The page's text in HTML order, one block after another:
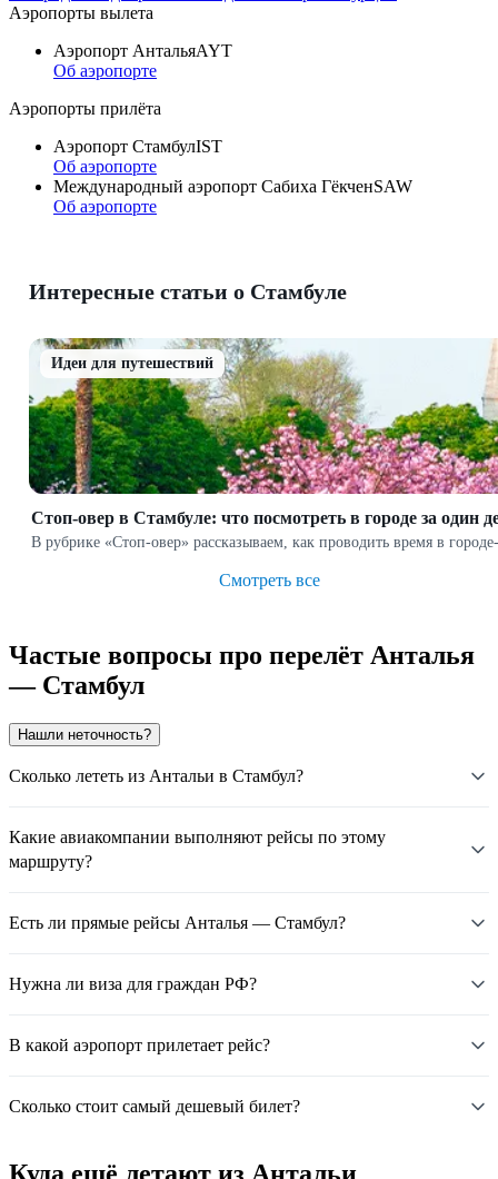
Аэропорты вылета
Аэропорт АнтальяAYT
Об аэропорте
Аэропорты прилёта
Аэропорт СтамбулIST
Об аэропорте
Международный аэропорт Сабиха ГёкченSAW
Об аэропорте
Интересные статьи о Стамбуле
Идеи для путешествий
Стоп-овер в Стамбуле: что посмотреть в городе за один
В рубрике «Стоп-овер» рассказываем, как проводить время в
Смотреть все
Частые вопросы про перелёт Анталья
— Стамбул
Нашли неточность?
Сколько лететь из Антальи в Стамбул?
Какие авиакомпании выполняют рейсы по этому
маршруту?
Есть ли прямые рейсы Анталья — Стамбул?
Нужна ли виза для граждан РФ?
В какой аэропорт прилетает рейс?
Сколько стоит самый дешевый билет?
Куда ещё летают из Антальи